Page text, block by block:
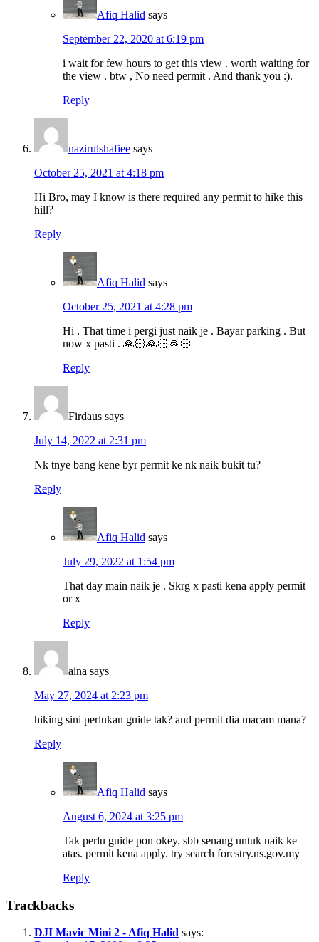
Afiq Halid says
September 22, 2020 at 6:19 pm
i wait for few hours to get this view . worth waiting for
the view . btw , No need permit . And thank you :).
Reply
nazirulshafiee says
October 25, 2021 at 4:18 pm
Hi Bro, may I know is there required any permit to hike this
hill?
Reply
Afiq Halid says
October 25, 2021 at 4:28 pm
Hi . That time i pergi just naik je . Bayar parking . But
now x pasti . 🙏🏻🙏🏻🙏🏻
Reply
Firdaus says
July 14, 2022 at 2:31 pm
Nk tnye bang kene byr permit ke nk naik bukit tu?
Reply
Afiq Halid says
July 29, 2022 at 1:54 pm
That day main naik je . Skrg x pasti kena apply permit
or x
Reply
aina says
May 27, 2024 at 2:23 pm
hiking sini perlukan guide tak? and permit dia macam mana?
Reply
Afiq Halid says
August 6, 2024 at 3:25 pm
Tak perlu guide pon okey. sbb senang untuk naik ke
atas. permit kena apply. try search forestry.ns.gov.my
Reply
Trackbacks
DJI Mavic Mini 2 - Afiq Halid says: